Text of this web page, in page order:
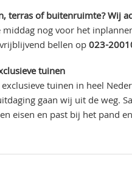
terras of buitenruimte? Wij
nog voor het
bellen op023-
tuinen
tuinen in heel
gaan wij uit de weg.
eisen en past bij het pand